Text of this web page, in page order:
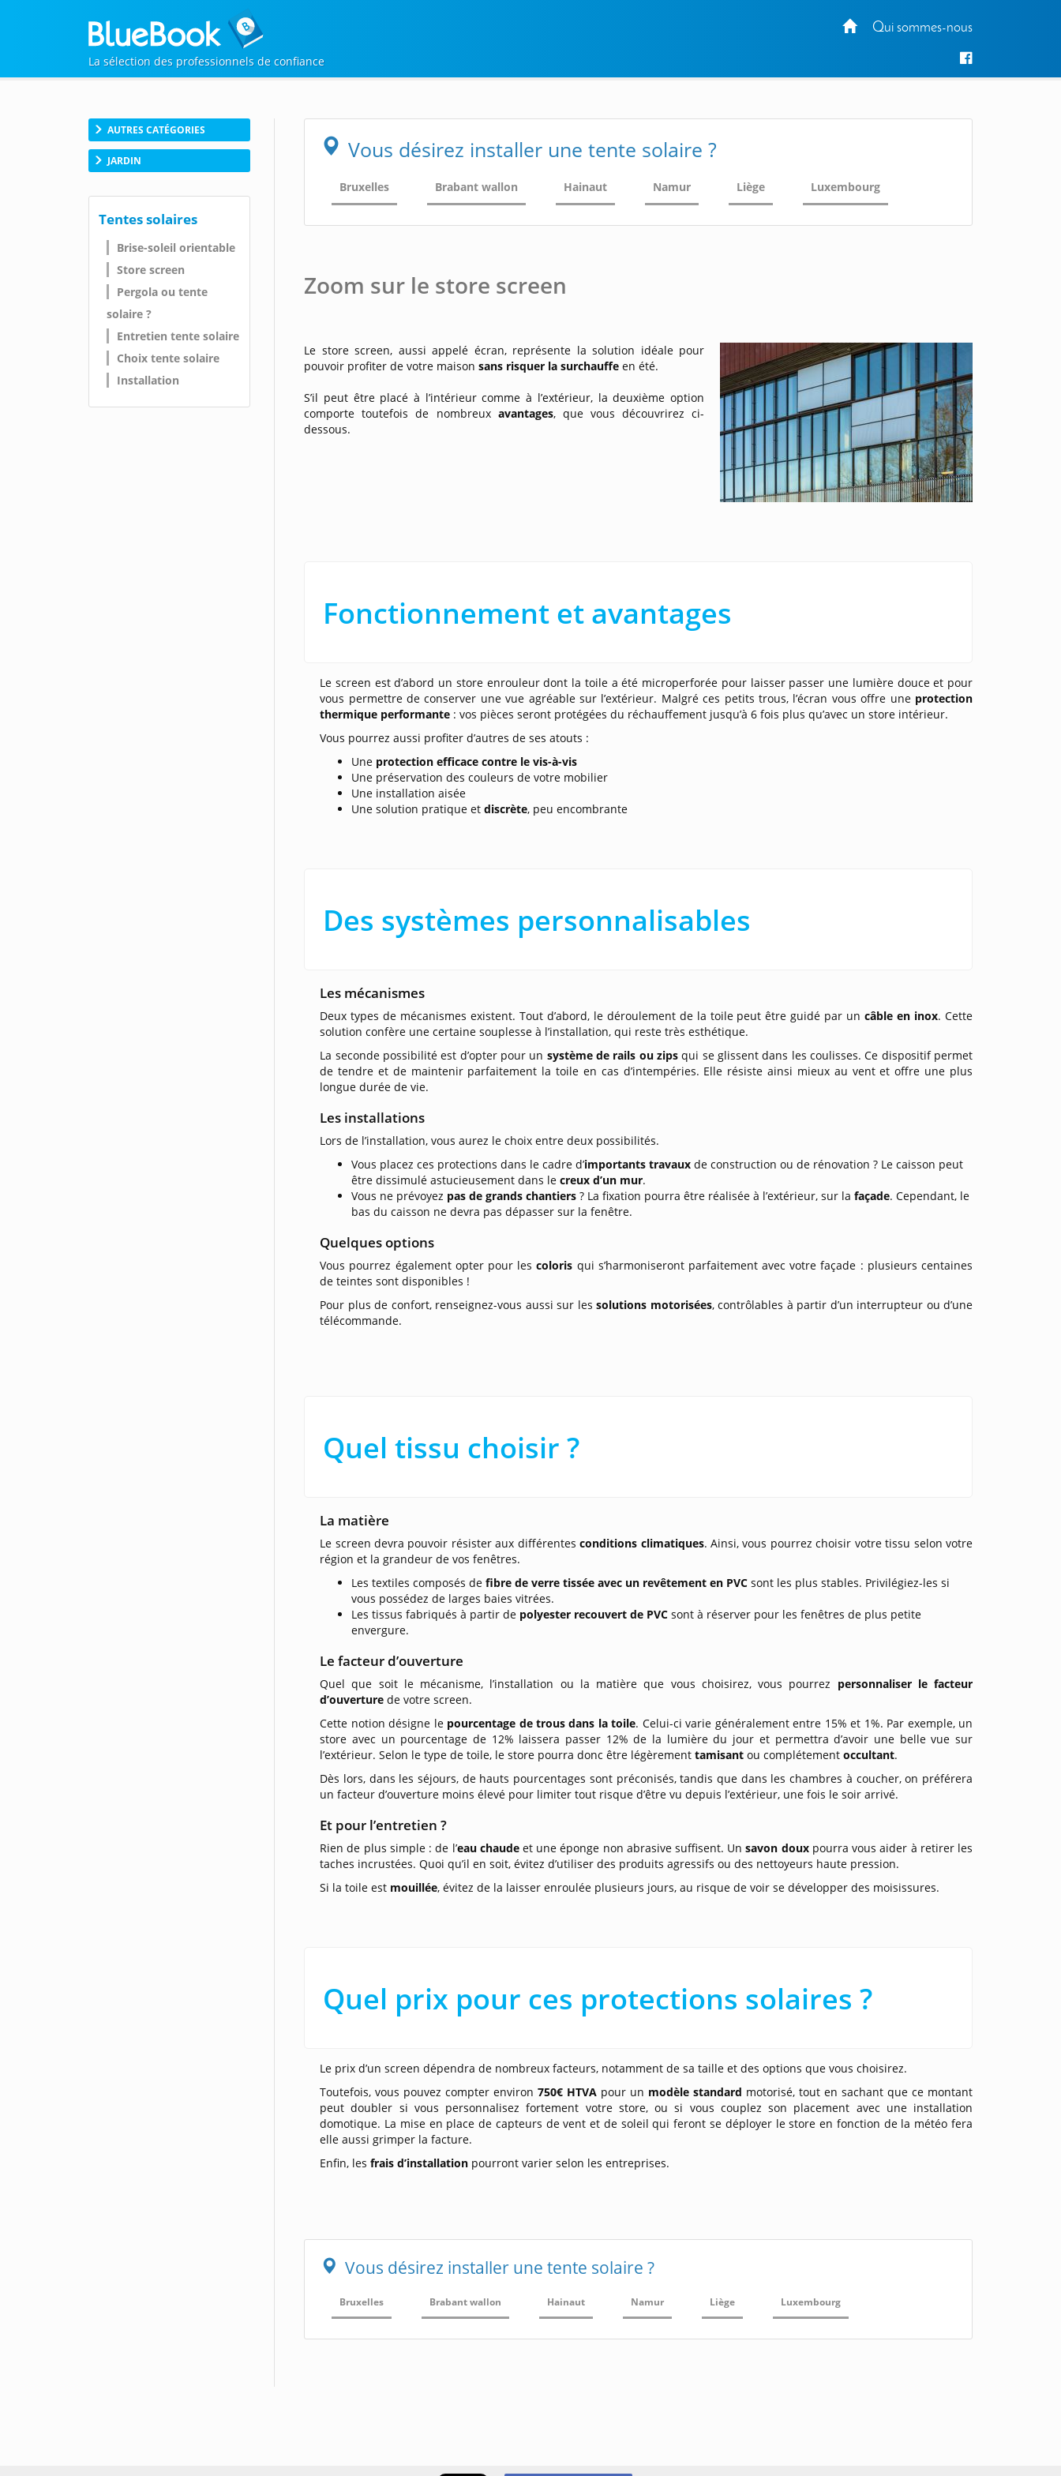
Qui sommes-nous
La sélection des professionnels de confiance
AUTRES CATÉGORIES
JARDIN
Tentes solaires
Brise-soleil orientable
Store screen
Pergola ou tente
solaire ?
Entretien tente solaire
Choix tente solaire
Installation
Vous désirez installer une tente solaire ?
Bruxelles Brabant wallon Hainaut Namur Liège Luxembourg
Zoom sur le store screen
Le store screen, aussi appelé écran, représente la solution idéale pour
pouvoir profiter de votre maisonsans risquer la surchauffe en été.
S’il peut être placé à l’intérieur comme à l’extérieur, la deuxième option
comporte toutefois de nombreux avantages, que vous découvrirez ci-
dessous.
Fonctionnement et avantages
Le screen est d’abord un store enrouleur dont la toile a été microperforée pour laisser passer une lumière douce et pour
vous permettre de conserver une vue agréable sur l’extérieur. Malgré ces petits trous, l’écran vous offre une protection
thermique performante : vos pièces seront protégées du réchauffement jusqu’à 6 fois plus qu’avec un store intérieur.
Vous pourrez aussi profiter d’autres de ses atouts :
Une protection efficace contre le vis-à-vis
Une préservation des couleurs de votre mobilier
Une installation aisée
Une solution pratique etdiscrète, peu encombrante
Des systèmes personnalisables
Les mécanismes
Deux types de mécanismes existent. Tout d’abord, le déroulement de la toile peut être guidé par uncâble en inox. Cette
solution confère une certaine souplesse à l’installation, qui reste très esthétique.
La seconde possibilité est d’opter pour un système de rails ou zipsqui se glissent dans les coulisses. Ce dispositif permet
de tendre et de maintenir parfaitement la toile en cas d’intempéries. Elle résiste ainsi mieux au vent et offre une plus
longue durée de vie.
Les installations
Lors de l’installation, vous aurez le choix entre deux possibilités.
Vous placez ces protections dans le cadre d’importants travauxde construction ou de rénovation ? Le caisson peut
être dissimulé astucieusement dans lecreux d’un mur.
Vous ne prévoyez pas de grands chantiers ? La fixation pourra être réalisée à l’extérieur, sur lafaçade. Cependant, le
bas du caisson ne devra pas dépasser sur la fenêtre.
Quelques options
Vous pourrez également opter pour lescoloris qui s’harmoniseront parfaitement avec votre façade : plusieurs centaines
de teintes sont disponibles !
Pour plus de confort, renseignez-vous aussi sur lessolutions motorisées, contrôlables à partir d’un interrupteur ou d’une
télécommande.
Quel tissu choisir ?
La matière
Le screen devra pouvoir résister aux différentesconditions climatiques. Ainsi, vous pourrez choisir votre tissu selon votre
région et la grandeur de vos fenêtres.
Les textiles composés defibre de verre tissée avec un revêtement en PVC sont les plus stables. Privilégiez-les si
vous possédez de larges baies vitrées.
Les tissus fabriqués à partir de polyester recouvert de PVC sont à réserver pour les fenêtres de plus petite
envergure.
Le facteur d’ouverture
Quel que soit le mécanisme, l’installation ou la matière que vous choisirez, vous pourrez personnaliser le facteur
d’ouverture de votre screen.
Cette notion désigne le pourcentage de trous dans la toile. Celui-ci varie généralement entre 15% et 1%. Par exemple, un
store avec un pourcentage de 12% laissera passer 12% de la lumière du jour et permettra d’avoir une belle vue sur
l’extérieur. Selon le type de toile, le store pourra donc être légèrementtamisant ou complétementoccultant.
Dès lors, dans les séjours, de hauts pourcentages sont préconisés, tandis que dans les chambres à coucher, on préférera
un facteur d’ouverture moins élevé pour limiter tout risque d’être vu depuis l’extérieur, une fois le soir arrivé.
Et pour l’entretien ?
Rien de plus simple : de l’eau chaude et une éponge non abrasive suffisent. Unsavon douxpourra vous aider à retirer les
taches incrustées. Quoi qu’il en soit, évitez d’utiliser des produits agressifs ou des nettoyeurs haute pression.
Si la toile est mouillée, évitez de la laisser enroulée plusieurs jours, au risque de voir se développer des moisissures.
Quel prix pour ces protections solaires ?
Le prix d’un screen dépendra de nombreux facteurs, notamment de sa taille et des options que vous choisirez.
Toutefois, vous pouvez compter environ750€ HTVA pour un modèle standard motorisé, tout en sachant que ce montant
peut doubler si vous personnalisez fortement votre store, ou si vous couplez son placement avec une installation
domotique. La mise en place de capteurs de vent et de soleil qui feront se déployer le store en fonction de la météo fera
elle aussi grimper la facture.
Enfin, lesfrais d’installation pourront varier selon les entreprises.
Vous désirez installer une tente solaire ?
Bruxelles Brabant wallon Hainaut Namur Liège Luxembourg